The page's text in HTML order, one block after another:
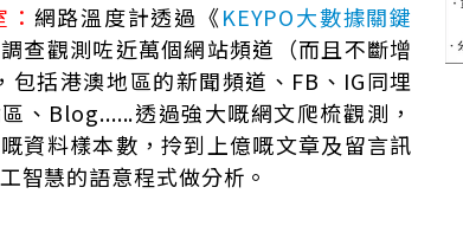
網路溫度計透過《KEYPO大數據關鍵
查觀測咗近萬個網站頻道（而且不斷增
包括港澳地區的新聞頻道、FB、IG同埋
、Blog......透過強大嘅網文爬梳觀測，
資料樣本數，拎到上億嘅文章及留言訊
智慧的語意程式做分析。